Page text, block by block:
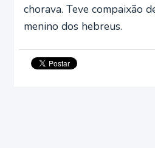
chorava. Teve compaixão
menino dos hebreus.